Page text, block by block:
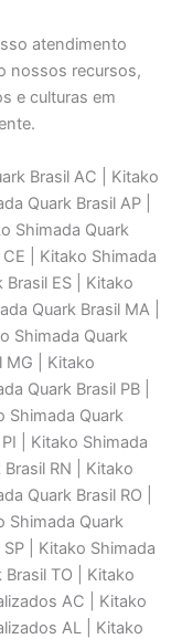
atendimento
nossos recursos,
e culturas em
Brasil AC | Kitako
Quark Brasil AP |
Shimada Quark
| Kitako Shimada
Brasil ES | Kitako
Quark Brasil MA |
Shimada Quark
MG | Kitako
Quark Brasil PB |
Shimada Quark
| Kitako Shimada
RN | Kitako
Quark Brasil RO |
Shimada Quark
| Kitako Shimada
Brasil TO | Kitako
AC | Kitako
AL | Kitako